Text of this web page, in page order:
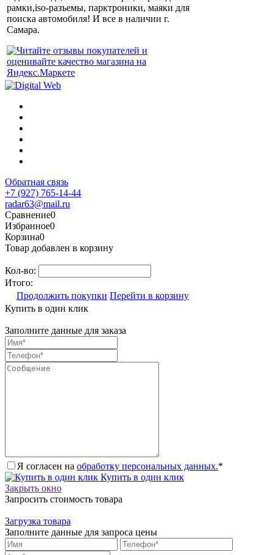
рамки,iso-разъемы, парктроники, маяки для
поиска автомобиля! И все в наличии г.
Самара.
Обратная связь
+7 (927) 765-14-44
radar63@mail.ru
Сравнение0
Избранное0
Корзина0
Товар добавлен в корзину
Кол-во:
Итого:
Продолжить покупки Перейти в корзину
Купить в один клик
Заполните данные для заказа
Я согласен на обработку персональных данных.*
Купить в один клик
Закрыть окно
Запросить стоимость товара
Загрузка товара
Заполните данные для запроса цены